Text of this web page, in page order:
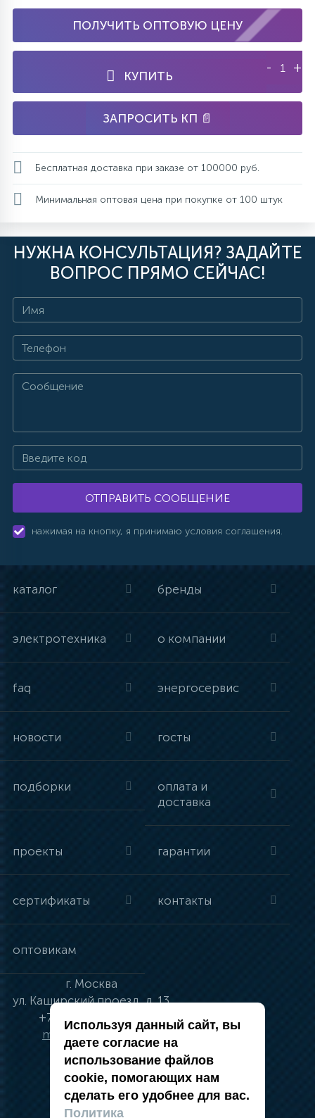
ПОЛУЧИТЬ ОПТОВУЮ ЦЕНУ
КУПИТЬ
- +
ЗАПРОСИТЬ КП 📄
Бесплатная доставка при заказе от 100000 руб.
Минимальная оптовая цена при покупке от 100 штук
НУЖНА КОНСУЛЬТАЦИЯ? ЗАДАЙТЕ
ВОПРОС ПРЯМО СЕЙЧАС!
ОТПРАВИТЬ СООБЩЕНИЕ
нажимая на кнопку, я принимаю условия соглашения.
каталог бренды
электротехника о компании
faq энергосервис
новости госты
подборки
оплата и
доставка
проекты гарантии
сертификаты контакты
оптовикам
г. Москва
ул. Каширский проезд, д. 13
+7 (495) 134-41-83
moskva@vincci.ru
политика в отношении обработки
персональных данных
Используя данный сайт, вы
даете согласие на
использование файлов
cookie, помогающих нам
сделать его удобнее для вас.
Политика